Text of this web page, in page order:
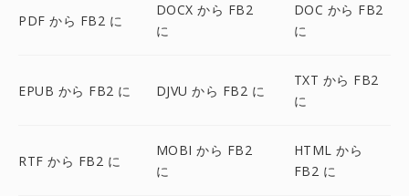
PDF から FB2 に
DOCX から FB2
に
DOC から FB2
に
EPUB から FB2 に DJVU から FB2 に
TXT から FB2
に
RTF から FB2 に
MOBI から FB2
に
HTML から
FB2 に